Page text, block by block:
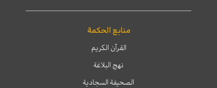
منابع الحكمة
القرآن الكريم
نهج البلاغة
الصحيفة السجادية